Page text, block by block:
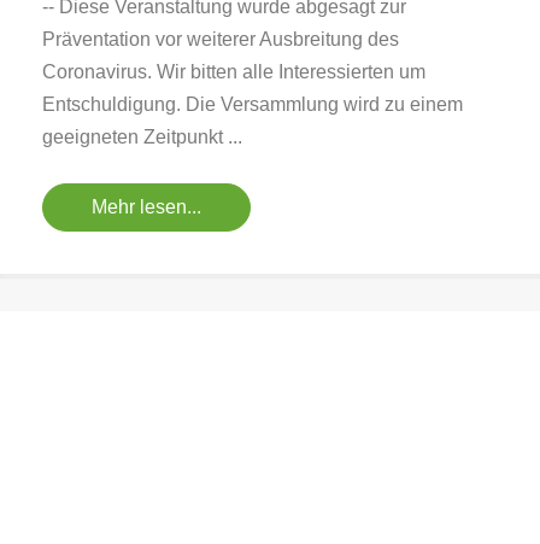
-- Diese Veranstaltung wurde abgesagt zur
Präventation vor weiterer Ausbreitung des
Coronavirus. Wir bitten alle Interessierten um
Entschuldigung. Die Versammlung wird zu einem
geeigneten Zeitpunkt ...
Mehr lesen...